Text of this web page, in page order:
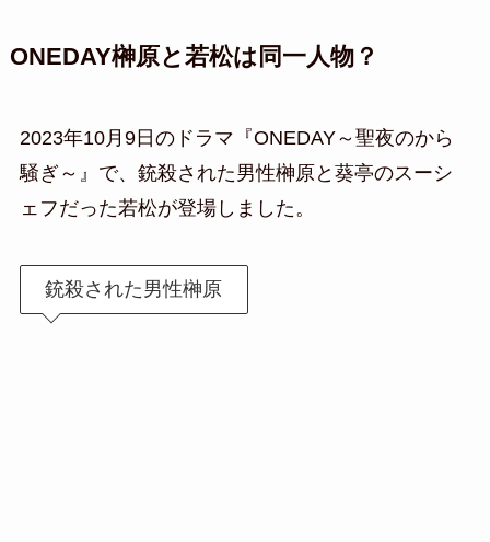
ONEDAY榊原と若松は同一人物？
2023年10月9日のドラマ『ONEDAY～聖夜のから
騒ぎ～』で、銃殺された男性榊原と葵亭のスーシ
ェフだった若松が登場しました。
銃殺された男性榊原